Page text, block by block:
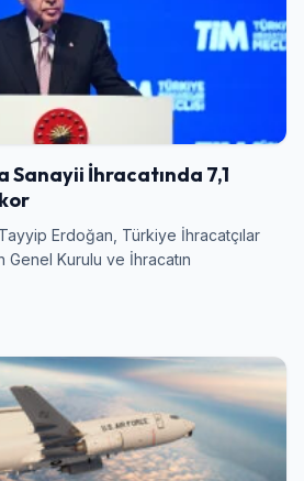
Sanayii İhracatında 7,1
Erdoğan, Türkiye İhracatçılar
Kurulu ve İhracatın
E-posta
Şifremi Unuttum